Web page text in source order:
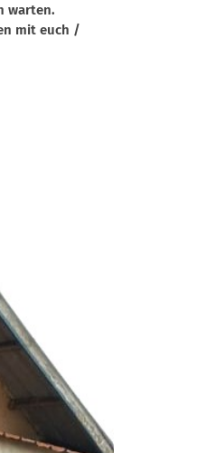
warten.
mit euch /